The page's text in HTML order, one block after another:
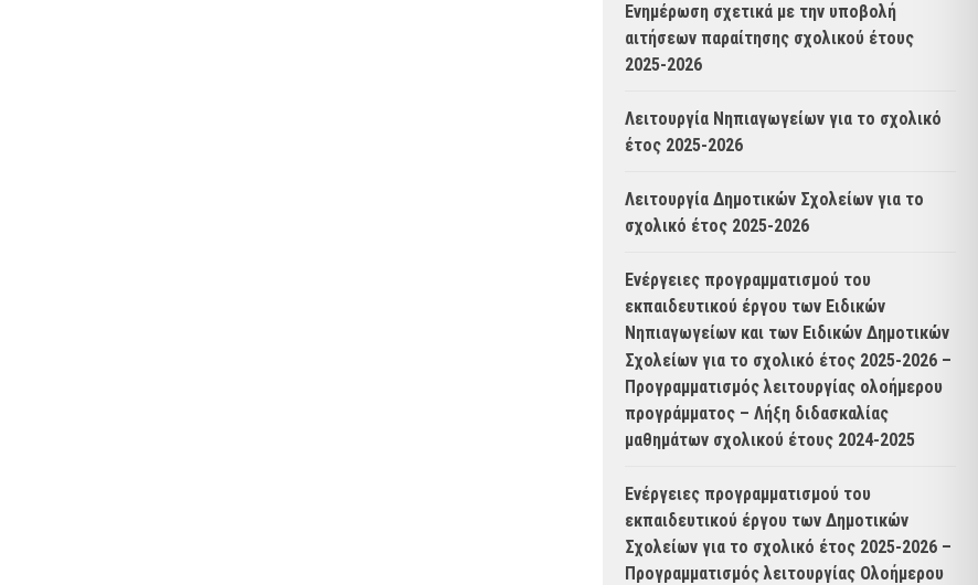
Ενημέρωση σχετικά με την υποβολή
αιτήσεων παραίτησης σχολικού έτους
2025-2026
Λειτουργία Νηπιαγωγείων για το σχολικό
έτος 2025-2026
Λειτουργία Δημοτικών Σχολείων για το
σχολικό έτος 2025-2026
Ενέργειες προγραμματισμού του
εκπαιδευτικού έργου των Ειδικών
Νηπιαγωγείων και των Ειδικών Δημοτικών
Σχολείων για το σχολικό έτος 2025-2026 –
Προγραμματισμός λειτουργίας ολοήμερου
προγράμματος – Λήξη διδασκαλίας
μαθημάτων σχολικού έτους 2024-2025
Ενέργειες προγραμματισμού του
εκπαιδευτικού έργου των Δημοτικών
Σχολείων για το σχολικό έτος 2025-2026 –
Προγραμματισμός λειτουργίας Ολοήμερου